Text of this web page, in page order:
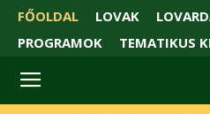
FŐOLDAL LOVAK
PROGRAMOK
TEMATIKUS